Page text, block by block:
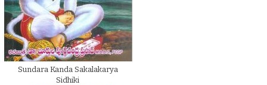
Sundara Kanda Sakalakarya
Sidhiki